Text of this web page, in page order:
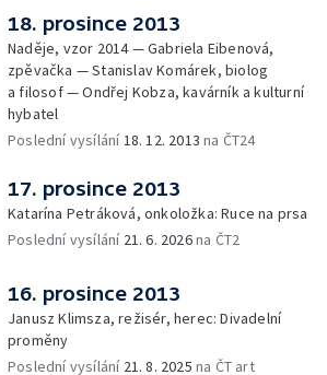
18. prosince 2013
Naděje, vzor 2014 — Gabriela Eibenová,
zpěvačka — Stanislav Komárek, biolog
a filosof — Ondřej Kobza, kavárník a kulturní
hybatel
Poslední vysílání18. 12. 2013 na ČT24
17. prosince 2013
Katarína Petráková, onkoložka: Ruce na prsa
Poslední vysílání 21. 6. 2026na ČT2
16. prosince 2013
Janusz Klimsza, režisér, herec: Divadelní
proměny
Poslední vysílání 21. 8. 2025 na ČT art